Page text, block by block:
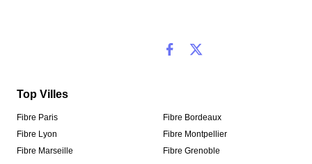
Top Villes
Fibre Paris
Fibre Lyon
Fibre Marseille
Fibre Bordeaux
Fibre Montpellier
Fibre Grenoble